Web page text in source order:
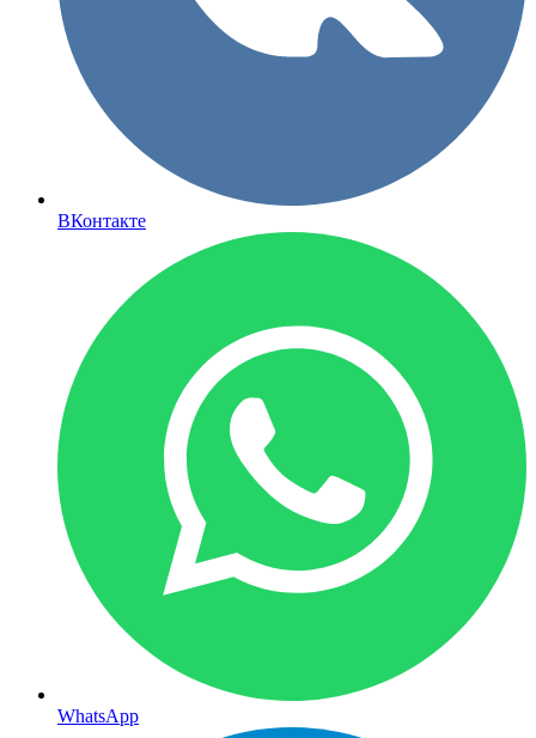
ВКонтакте
WhatsApp